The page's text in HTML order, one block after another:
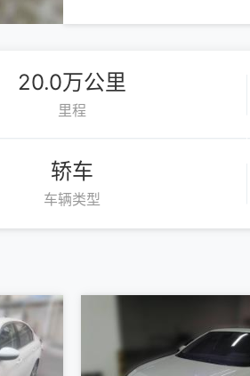
20.0万公里
里程
轿车
车辆类型